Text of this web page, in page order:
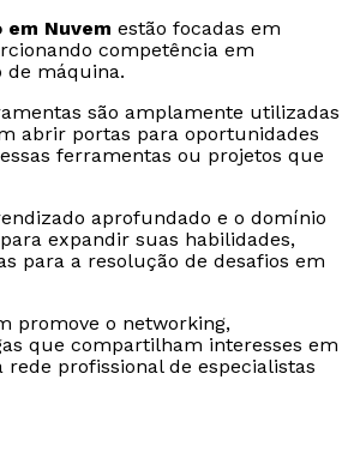
Nuvem estão focadas em
competência em
de máquina.
são amplamente utilizadas
abrir portas para oportunidades
ferramentas ou projetos que
aprofundado e o domínio
expandir suas habilidades,
para a resolução de desafios em
promove o networking,
que compartilham interesses em
profissional de especialistas